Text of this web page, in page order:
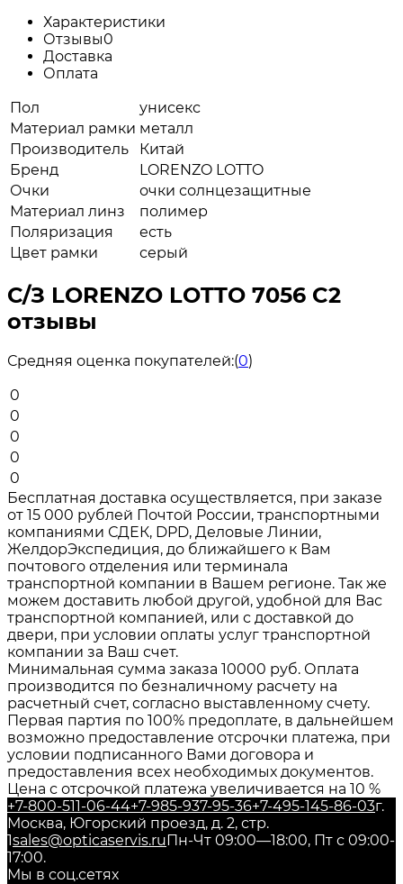
Характеристики
Отзывы0
Доставка
Оплата
Пол
унисекс
Материал рамки металл
Производитель
Китай
Бренд
LORENZO LOTTO
Очки
очки солнцезащитные
Материал линз
полимер
Поляризация
есть
Цвет рамки
серый
С/З LORENZO LOTTO 7056 C2
отзывы
Средняя оценка покупателей:(0)
0
0
0
0
0
Бесплатная доставка осуществляется, при заказе
от 15 000 рублей Почтой России, транспортными
компаниями СДЕК, DPD, Деловые Линии,
ЖелдорЭкспедиция, до ближайшего к Вам
почтового отделения или терминала
транспортной компании в Вашем регионе. Так же
можем доставить любой другой, удобной для Вас
транспортной компанией, или с доставкой до
двери, при условии оплаты услуг транспортной
компании за Ваш счет.
Минимальная сумма заказа 10000 руб. Оплата
производится по безналичному расчету на
расчетный счет, согласно выставленному счету.
Первая партия по 100% предоплате, в дальнейшем
возможно предоставление отсрочки платежа, при
условии подписанного Вами договора и
предоставления всех необходимых документов.
Цена с отсрочкой платежа увеличивается на 10 %
+7-800-511-06-44+7-985-937-95-36+7-495-145-86-03г.
Москва, Югорский проезд, д. 2, стр.
1sales@opticaservis.ruПн-Чт 09:00—18:00, Пт с 09:00-
17:00.
Мы в соц.сетях